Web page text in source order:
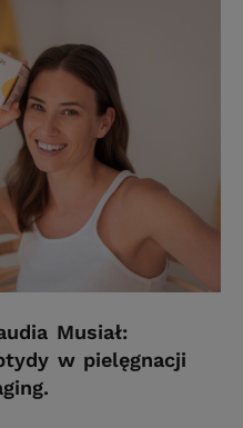
Musiał:
w pielęgnacji